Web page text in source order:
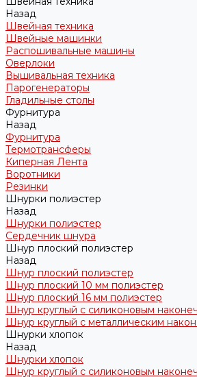
Назад
Швейная техника
Швейные машинки
Распошивальные машины
Оверлоки
Вышивальная техника
Парогенераторы
Гладильные столы
Фурнитура
Назад
Фурнитура
Термотрансферы
Киперная Лента
Воротники
Резинки
Шнурки полиэстер
Назад
Шнурки полиэстер
Сердечник шнура
Шнур плоский полиэстер
Назад
Шнур плоский полиэстер
Шнур плоский 10 мм полиэстер
Шнур плоский 16 мм полиэстер
Шнур круглый с силиконовым
Шнур круглый с металлическим
Шнурки хлопок
Назад
Шнурки хлопок
Шнур круглый с силиконовым